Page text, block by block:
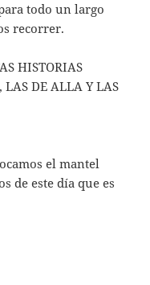
todo un largo
recorrer.
HISTORIAS
LAS DE ALLA Y LAS
el mantel
de este día que es